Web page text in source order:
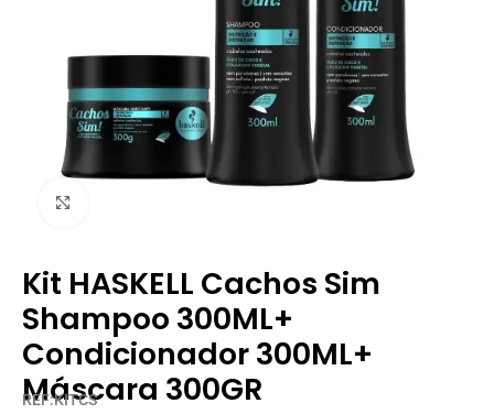
Kit HASKELL Cachos Sim
Shampoo 300ML+
Condicionador 300ML+
Máscara 300GR
REF:KITCS